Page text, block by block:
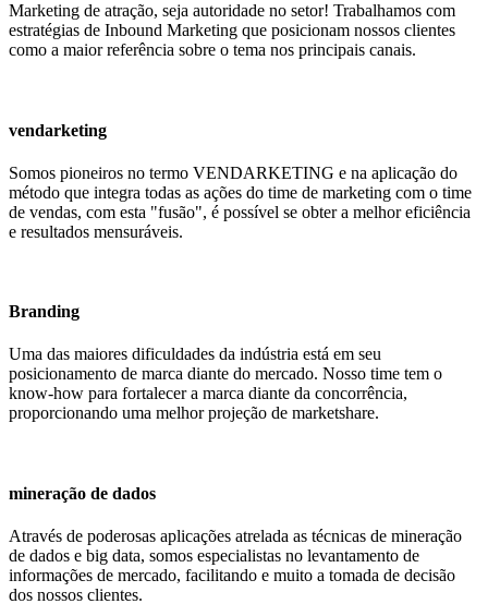
Marketing de atração, seja autoridade no setor! Trabalhamos com
estratégias de Inbound Marketing que posicionam nossos clientes
como a maior referência sobre o tema nos principais canais.
vendarketing
Somos pioneiros no termo VENDARKETING e na aplicação do
método que integra todas as ações do time de marketing com o time
de vendas, com esta "fusão", é possível se obter a melhor eficiência
e resultados mensuráveis.
Branding
Uma das maiores dificuldades da indústria está em seu
posicionamento de marca diante do mercado. Nosso time tem o
know-how para fortalecer a marca diante da concorrência,
proporcionando uma melhor projeção de marketshare.
mineração de dados
Através de poderosas aplicações atrelada as técnicas de mineração
de dados e big data, somos especialistas no levantamento de
informações de mercado, facilitando e muito a tomada de decisão
dos nossos clientes.